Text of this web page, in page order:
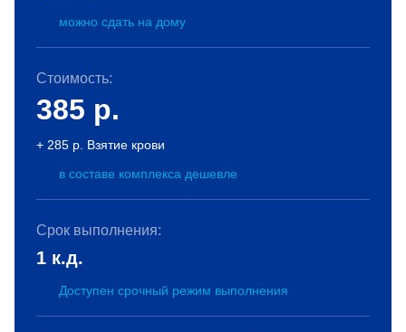
можно сдать на дому
Стоимость:
385 р.
+ 285 р. Взятие крови
в составе комплекса дешевле
Срок выполнения:
1 к.д.
Доступен срочный режим выполнения